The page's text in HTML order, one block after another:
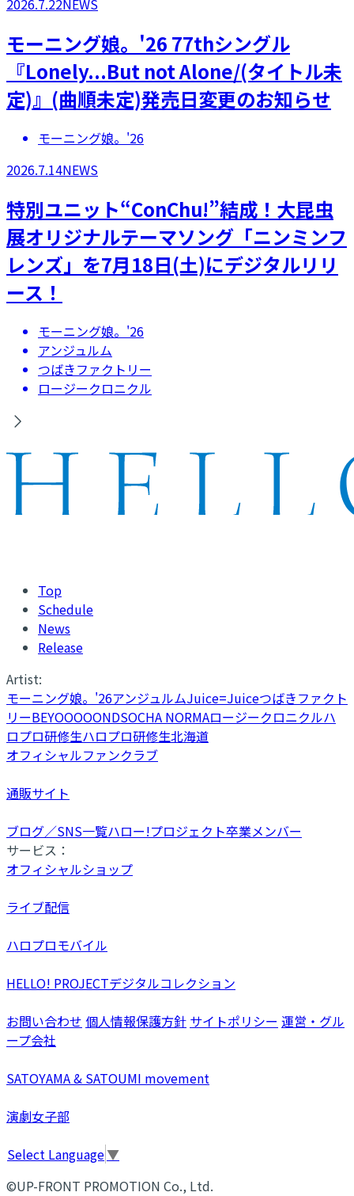
2026.7.22NEWS
モーニング娘。'26 77thシングル
『Lonely...But not Alone/(タイトル未
定)』(曲順未定)発売日変更のお知らせ
モーニング娘。'26
2026.7.14NEWS
特別ユニット“ConChu!”結成！大昆虫
展オリジナルテーマソング「ニンミンフ
レンズ」を7月18日(土)にデジタルリリ
ース！
モーニング娘。'26
アンジュルム
つばきファクトリー
ロージークロニクル
Top
Schedule
News
Release
Artist:
モーニング娘。'26アンジュルムJuice=Juiceつばきファクト
リーBEYOOOOONDSOCHA NORMAロージークロニクルハ
ロプロ研修生ハロプロ研修生北海道
オフィシャルファンクラブ
通販サイト
ブログ／SNS一覧ハロー!プロジェクト卒業メンバー
サービス：
オフィシャルショップ
ライブ配信
ハロプロモバイル
HELLO! PROJECTデジタルコレクション
お問い合わせ 個人情報保護方針 サイトポリシー 運営・グル
ープ会社
SATOYAMA & SATOUMI movement
演劇女子部
Select Language▼
©UP-FRONT PROMOTION Co., Ltd.